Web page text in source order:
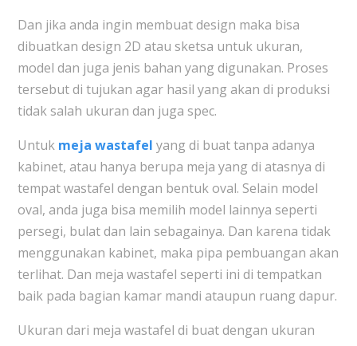
Dan jika anda ingin membuat design maka bisa
dibuatkan design 2D atau sketsa untuk ukuran,
model dan juga jenis bahan yang digunakan. Proses
tersebut di tujukan agar hasil yang akan di produksi
tidak salah ukuran dan juga spec.
Untuk meja wastafel yang di buat tanpa adanya
kabinet, atau hanya berupa meja yang di atasnya di
tempat wastafel dengan bentuk oval. Selain model
oval, anda juga bisa memilih model lainnya seperti
persegi, bulat dan lain sebagainya. Dan karena tidak
menggunakan kabinet, maka pipa pembuangan akan
terlihat. Dan meja wastafel seperti ini di tempatkan
baik pada bagian kamar mandi ataupun ruang dapur.
Ukuran dari meja wastafel di buat dengan ukuran